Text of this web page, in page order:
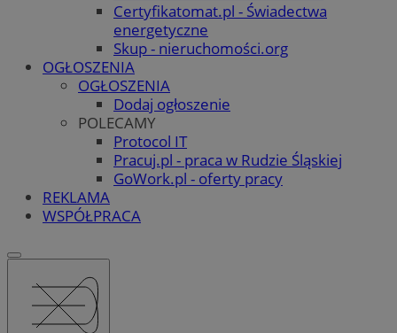
Certyfikatomat.pl - Świadectwa
energetyczne
Skup - nieruchomości.org
OGŁOSZENIA
OGŁOSZENIA
Dodaj ogłoszenie
POLECAMY
Protocol IT
Pracuj.pl - praca w Rudzie Śląskiej
GoWork.pl - oferty pracy
REKLAMA
WSPÓŁPRACA